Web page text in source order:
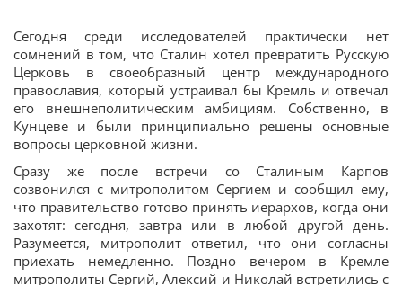
Сегодня среди исследователей практически нет
сомнений в том, что Сталин хотел превратить Русскую
Церковь в своеобразный центр международного
православия, который устраивал бы Кремль и отвечал
его внешнеполитическим амбициям. Собственно, в
Кунцеве и были принципиально решены основные
вопросы церковной жизни.
Сразу же после встречи со Сталиным Карпов
созвонился с митрополитом Сергием и сообщил ему,
что правительство готово принять иерархов, когда они
захотят: сегодня, завтра или в любой другой день.
Разумеется, митрополит ответил, что они согласны
приехать немедленно. Поздно вечером в Кремле
митрополиты Сергий, Алексий и Николай встретились с